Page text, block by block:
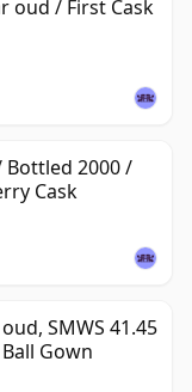
oud / First Cask
Bottled 2000 /
Cask
SMWS 41.45
Gown